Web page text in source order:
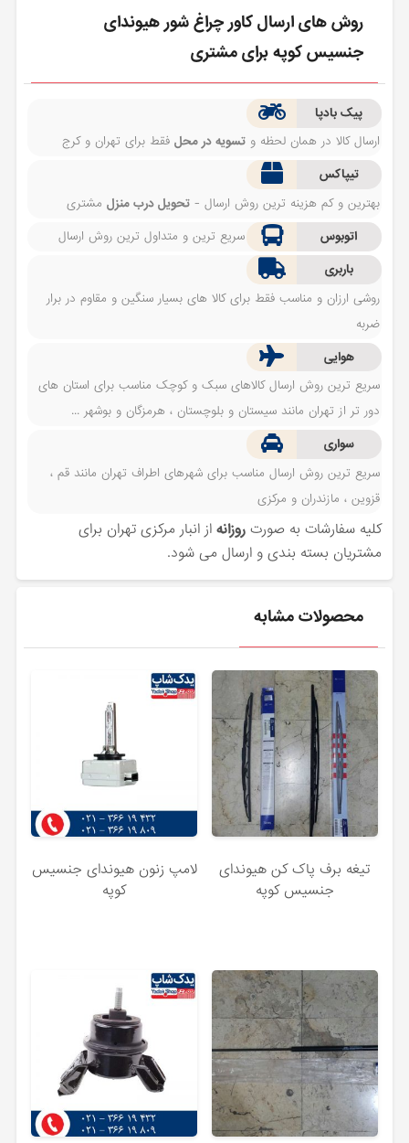
روش های ارسال کاور چراغ شور هیوندای
جنسیس کوپه برای مشتری
پیک بادپا
ارسال کالا در همان لحظه وتسویه در محل فقط برای تهران و کرج
تیپاکس
بهترین و کم هزینه ترین روش ارسال -تحویل درب منزل مشتری
اتوبوس
سریع ترین و متداول ترین روش ارسال
باربری
روشی ارزان و مناسب فقط برای کالا های بسیار سنگین و مقاوم در برار
ضربه
هوایی
سریع ترین روش ارسال کالاهای سبک و کوچک مناسب برای استان های
دور تر از تهران مانند سیستان و بلوچستان ، هرمزگان و بوشهر ...
سواری
سریع ترین روش ارسال مناسب برای شهرهای اطراف تهران مانند قم ،
قزوین ، مازندران و مرکزی
کلیه سفارشات به صورتروزانه از انبار مرکزی تهران برای
مشتریان بسته بندی و ارسال می شود.
محصولات مشابه
تیغه برف پاک کن هیوندای
جنسیس کوپه
لامپ زنون هیوندای جنسیس
کوپه